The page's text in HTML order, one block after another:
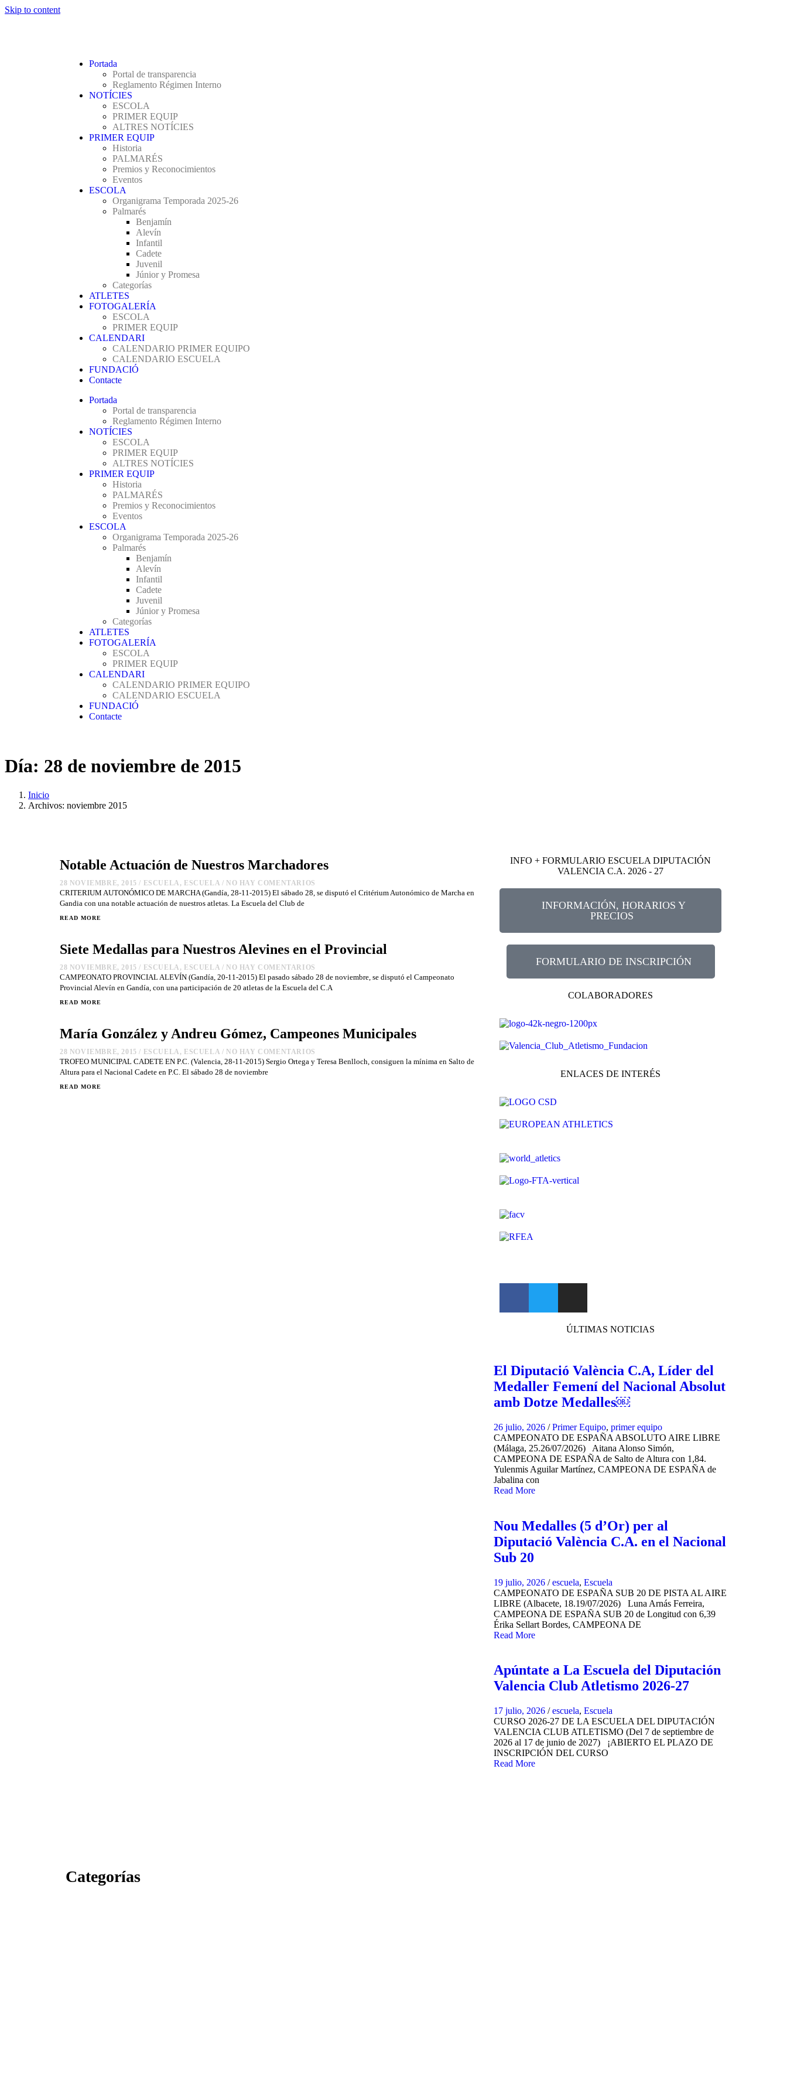
Skip to content
Portada
Portal de transparencia
Reglamento Régimen Interno
NOTÍCIES
ESCOLA
PRIMER EQUIP
ALTRES NOTÍCIES
PRIMER EQUIP
Historia
PALMARÉS
Premios y Reconocimientos
Eventos
ESCOLA
Organigrama Temporada 2025-26
Palmarés
Benjamín
Alevín
Infantil
Cadete
Juvenil
Júnior y Promesa
Categorías
ATLETES
FOTOGALERÍA
ESCOLA
PRIMER EQUIP
CALENDARI
CALENDARIO PRIMER EQUIPO
CALENDARIO ESCUELA
FUNDACIÓ
Contacte
Portada
Portal de transparencia
Reglamento Régimen Interno
NOTÍCIES
ESCOLA
PRIMER EQUIP
ALTRES NOTÍCIES
PRIMER EQUIP
Historia
PALMARÉS
Premios y Reconocimientos
Eventos
ESCOLA
Organigrama Temporada 2025-26
Palmarés
Benjamín
Alevín
Infantil
Cadete
Juvenil
Júnior y Promesa
Categorías
ATLETES
FOTOGALERÍA
ESCOLA
PRIMER EQUIP
CALENDARI
CALENDARIO PRIMER EQUIPO
CALENDARIO ESCUELA
FUNDACIÓ
Contacte
Día: 28 de noviembre de 2015
Inicio
Archivos: noviembre 2015
Notable Actuación de Nuestros Marchadores
28 NOVIEMBRE, 2015 / ESCUELA , ESCUELA / NO HAY COMENTARIOS
CRITERIUM AUTONÓMICO DE MARCHA (Gandía, 28-11-2015) El sábado 28, se disputó el Critérium Autonómico de Marcha en
Gandia con una notable actuación de nuestros atletas. La Escuela del Club de
READ MORE
Siete Medallas para Nuestros Alevines en el Provincial
28 NOVIEMBRE, 2015 / ESCUELA , ESCUELA / NO HAY COMENTARIOS
CAMPEONATO PROVINCIAL ALEVÍN (Gandía, 20-11-2015) El pasado sábado 28 de noviembre, se disputó el Campeonato
Provincial Alevín en Gandía, con una participación de 20 atletas de la Escuela del C.A
READ MORE
María González y Andreu Gómez, Campeones Municipales
28 NOVIEMBRE, 2015 / ESCUELA , ESCUELA / NO HAY COMENTARIOS
TROFEO MUNICIPAL CADETE EN P.C. (Valencia, 28-11-2015) Sergio Ortega y Teresa Benlloch, consiguen la mínima en Salto de
Altura para el Nacional Cadete en P.C. El sábado 28 de noviembre
READ MORE
INFO + FORMULARIO ESCUELA DIPUTACIÓN
VALENCIA C.A. 2026 - 27
INFORMACIÓN, HORARIOS Y
PRECIOS
FORMULARIO DE INSCRIPCIÓN
COLABORADORES
ENLACES DE INTERÉS
ÚLTIMAS NOTICIAS
El Diputació València C.A, Líder del
Medaller Femení del Nacional Absolut
amb Dotze Medalles￼
26 julio, 2026 / Primer Equipo, primer equipo
CAMPEONATO DE ESPAÑA ABSOLUTO AIRE LIBRE
(Málaga, 25.26/07/2026) Aitana Alonso Simón,
CAMPEONA DE ESPAÑA de Salto de Altura con 1,84.
Yulenmis Aguilar Martínez, CAMPEONA DE ESPAÑA de
Jabalina con
Read More
Nou Medalles (5 d’Or) per al
Diputació València C.A. en el Nacional
Sub 20
19 julio, 2026 / escuela, Escuela
CAMPEONATO DE ESPAÑA SUB 20 DE PISTA AL AIRE
LIBRE (Albacete, 18.19/07/2026) Luna Arnás Ferreira,
CAMPEONA DE ESPAÑA SUB 20 de Longitud con 6,39
Érika Sellart Bordes, CAMPEONA DE
Read More
Apúntate a La Escuela del Diputación
Valencia Club Atletismo 2026-27
17 julio, 2026 / escuela, Escuela
CURSO 2026-27 DE LA ESCUELA DEL DIPUTACIÓN
VALENCIA CLUB ATLETISMO (Del 7 de septiembre de
2026 al 17 de junio de 2027) ¡ABIERTO EL PLAZO DE
INSCRIPCIÓN DEL CURSO
Read More
Categorías